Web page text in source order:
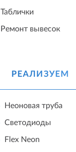
Таблички
Ремонт вывесок
РЕАЛИЗУЕМ
Неоновая труба
Светодиоды
Flex Neon